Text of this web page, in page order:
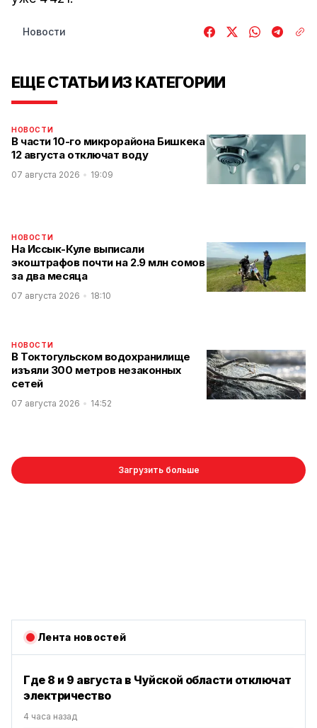
Новости
ЕЩЕ СТАТЬИ ИЗ КАТЕГОРИИ
НОВОСТИ
В части 10-го микрорайона Бишкека
12 августа отключат воду
07 августа 2026 19:09
НОВОСТИ
На Иссык-Куле выписали
экоштрафов почти на 2.9 млн сомов
за два месяца
07 августа 2026 18:10
НОВОСТИ
В Токтогульском водохранилище
изъяли 300 метров незаконных
сетей
07 августа 2026 14:52
Загрузить больше
Лента новостей
Где 8 и 9 августа в Чуйской области отключат
электричество
4 часа назад